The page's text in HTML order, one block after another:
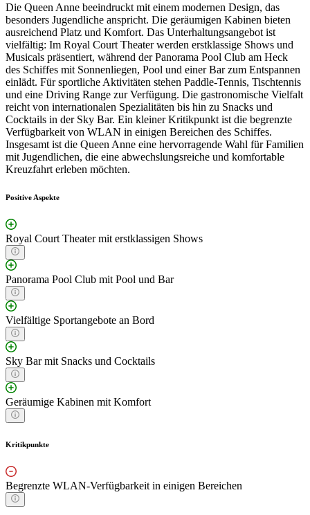
Die Queen Anne beeindruckt mit einem modernen Design, das
besonders Jugendliche anspricht. Die geräumigen Kabinen bieten
ausreichend Platz und Komfort. Das Unterhaltungsangebot ist
vielfältig: Im Royal Court Theater werden erstklassige Shows und
Musicals präsentiert, während der Panorama Pool Club am Heck
des Schiffes mit Sonnenliegen, Pool und einer Bar zum Entspannen
einlädt. Für sportliche Aktivitäten stehen Paddle-Tennis, Tischtennis
und eine Driving Range zur Verfügung. Die gastronomische Vielfalt
reicht von internationalen Spezialitäten bis hin zu Snacks und
Cocktails in der Sky Bar. Ein kleiner Kritikpunkt ist die begrenzte
Verfügbarkeit von WLAN in einigen Bereichen des Schiffes.
Insgesamt ist die Queen Anne eine hervorragende Wahl für Familien
mit Jugendlichen, die eine abwechslungsreiche und komfortable
Kreuzfahrt erleben möchten.
Positive Aspekte
Royal Court Theater mit erstklassigen Shows
Panorama Pool Club mit Pool und Bar
Vielfältige Sportangebote an Bord
Sky Bar mit Snacks und Cocktails
Geräumige Kabinen mit Komfort
Kritikpunkte
Begrenzte WLAN-Verfügbarkeit in einigen Bereichen